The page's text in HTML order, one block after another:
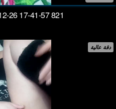
26 17-41-57 821
دقة عالية